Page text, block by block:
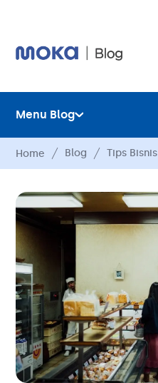
Layanan
Hardware
Harga
Hubungi Kami
Blog
Solusi Bisnis
Tambahan
Menu Blog
Layanan
Hardware
Harga
Hubungi Kami
Blog
Solusi Bisnis
Home Blog Tips Bisnis